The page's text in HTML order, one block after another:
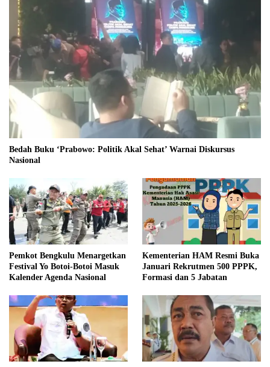
Bedah Buku ‘Prabowo: Politik Akal Sehat’ Warnai Diskursus
Nasional
Pemkot Bengkulu Menargetkan
Festival Yo Botoi-Botoi Masuk
Kalender Agenda Nasional
Kementerian HAM Resmi Buka
Januari Rekrutmen 500 PPPK,
Formasi dan 5 Jabatan